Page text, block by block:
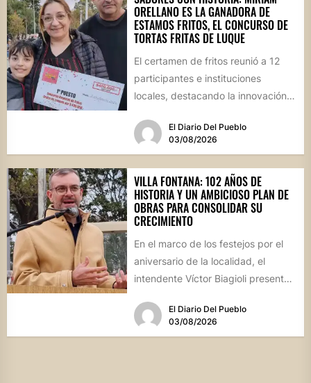
ORELLANO ES LA GANADORA DE
ESTAMOS FRITOS, EL CONCURSO DE
TORTAS FRITAS DE LUQUE
El certamen de fritos reunió a 12
participantes e instituciones
locales, destacando la innovación
El Diario Del Pueblo
03/08/2026
VILLA FONTANA: 102 AÑOS DE
HISTORIA Y UN AMBICIOSO PLAN DE
OBRAS PARA CONSOLIDAR SU
CRECIMIENTO
En el marco de los festejos por el
aniversario de la localidad, el
intendente Víctor Biagioli presentó
El Diario Del Pueblo
03/08/2026